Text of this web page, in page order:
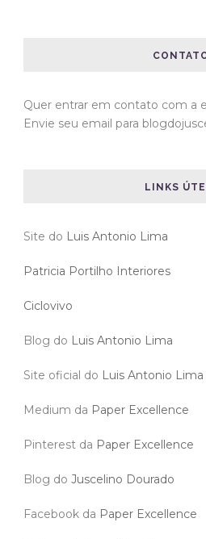
Quer entrar em contato com a
Envie seu email para
LINKS
Site do Luis Antonio Lima
Patricia Portilho Interiores
Ciclovivo
Blog do Luis Antonio Lima
Site oficial do Luis Antonio Lima
Medium da Paper Excellence
Pinterest da Paper Excellence
Blog do Juscelino Dourado
Facebook da Paper Excellence